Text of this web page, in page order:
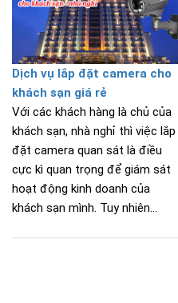
Dịch vụ lắp đặt camera cho
khách sạn giá rẻ
Với các khách hàng là chủ của
khách sạn, nhà nghỉ thì việc lắp
đặt camera quan sát là điều
cực kì quan trọng để giám sát
hoạt động kinh doanh của
khách sạn mình. Tuy nhiên...